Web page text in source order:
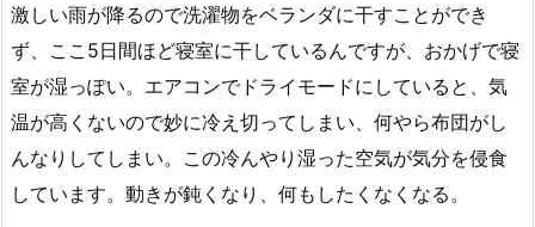
激しい雨が降るので洗濯物をベランダに干すことができ
ず、ここ5日間ほど寝室に干しているんですが、おかげで寝
室が湿っぽい。エアコンでドライモードにしていると、気
温が高くないので妙に冷え切ってしまい、何やら布団がし
んなりしてしまい。この冷んやり湿った空気が気分を侵食
しています。動きが鈍くなり、何もしたくなくなる。